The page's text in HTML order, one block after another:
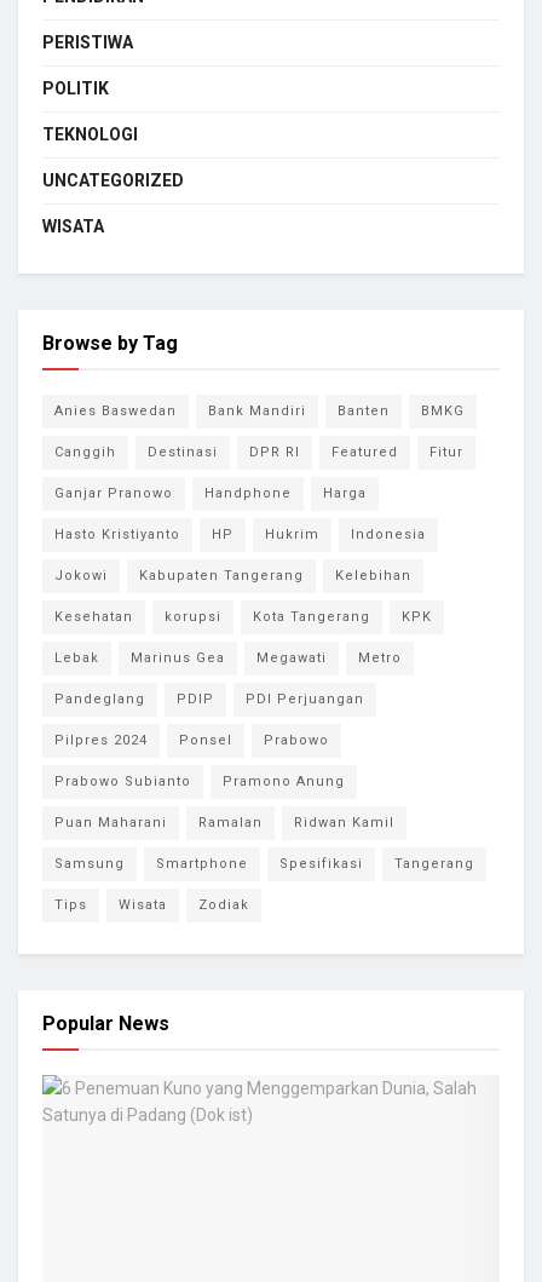
PERISTIWA
POLITIK
TEKNOLOGI
UNCATEGORIZED
WISATA
Browse by Tag
Anies Baswedan Bank Mandiri Banten BMKG
Canggih Destinasi DPR RI Featured Fitur
Ganjar Pranowo Handphone Harga
Hasto Kristiyanto HP Hukrim Indonesia
Jokowi Kabupaten Tangerang Kelebihan
Kesehatan korupsi Kota Tangerang KPK
Lebak Marinus Gea Megawati Metro
Pandeglang PDIP PDI Perjuangan
Pilpres 2024 Ponsel Prabowo
Prabowo Subianto Pramono Anung
Puan Maharani Ramalan Ridwan Kamil
Samsung Smartphone Spesifikasi Tangerang
Tips Wisata Zodiak
Popular News